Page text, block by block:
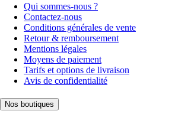
Qui sommes-nous ?
Contactez-nous
Conditions générales de vente
Retour & remboursement
Mentions légales
Moyens de paiement
Tarifs et options de livraison
Avis de confidentialité
Nos boutiques